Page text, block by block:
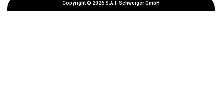
Copyright © 2026 S.A.I. Schweiger GmbH